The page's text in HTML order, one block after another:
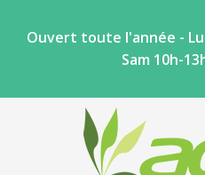
Ouvert toute l'année -
Sam 10h-